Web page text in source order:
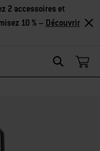
Search
2 accessoires et
10 % – Découvrir